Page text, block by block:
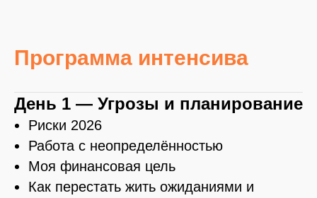
Программа интенсива
День 1 — Угрозы и планирование
Риски 2026
Работа с неопределённостью
Моя финансовая цель
Как перестать жить ожиданиями и